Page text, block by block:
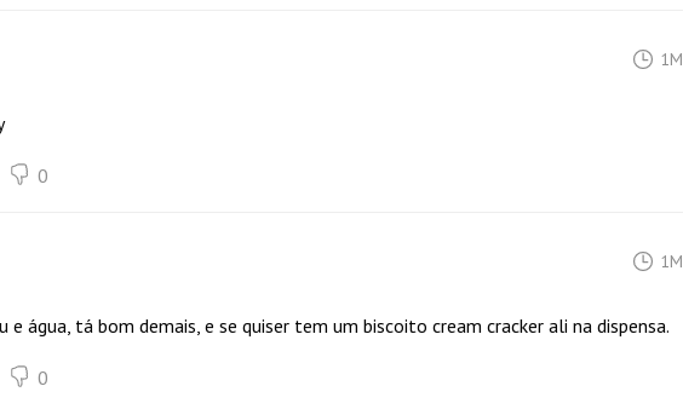
1M
0
1M
e água, tá bom demais, e se quiser tem um biscoito cream cracker ali na dispensa.
0